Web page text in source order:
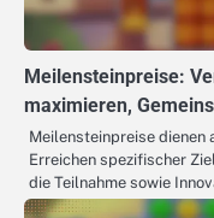
Meilensteinpreise:
maximieren,
Meilensteinpreise dienen
Erreichen spezifischer
die Teilnahme sowie